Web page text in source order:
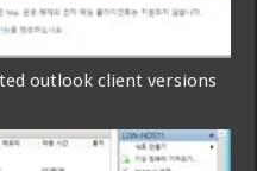
outlook client versions